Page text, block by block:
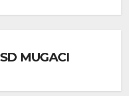
SD MUGACI